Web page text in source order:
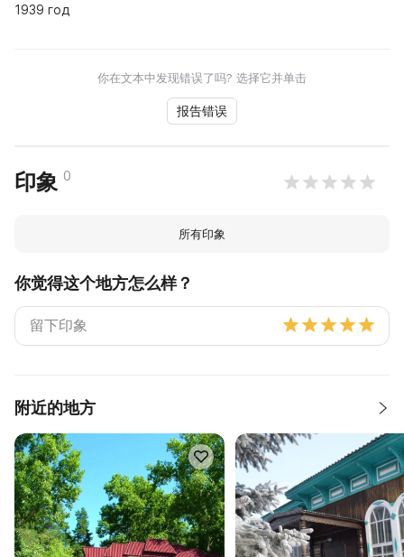
1939 год
你在文本中发现错误了吗? 选择它并单击
报告错误
印象 0
所有印象
你觉得这个地方怎么样？
附近的地方